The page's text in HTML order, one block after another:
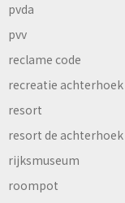
pvda
pvv
reclame code
recreatie achterhoek
resort
resort de achterhoek
rijksmuseum
roompot